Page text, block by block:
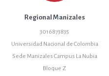
Regional Manizales
3016873835
Universidad Nacional de Colombia
Sede Manizales Campus La Nubia
Bloque Z